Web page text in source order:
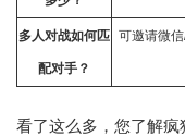
多人对战如何匹
配对手？
可邀请微
看了这么多，您了解